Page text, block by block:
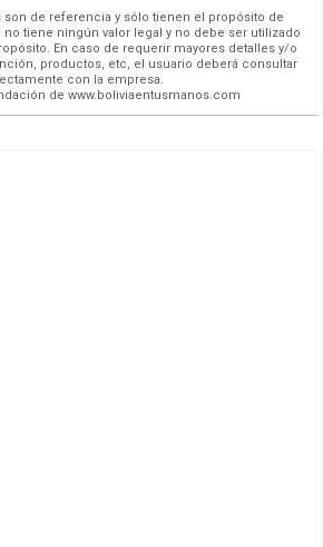
son de referencia y sólo tienen el propósito de
tiene ningún valor legal y no debe ser utilizado
En caso de requerir mayores detalles y/o
productos, etc, el usuario deberá consultar
con la empresa.
de www.boliviaentusmanos.com